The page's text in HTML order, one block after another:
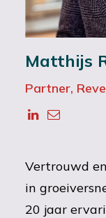
Matthijs
Partner,
Vertrouwd
in
20 jaar